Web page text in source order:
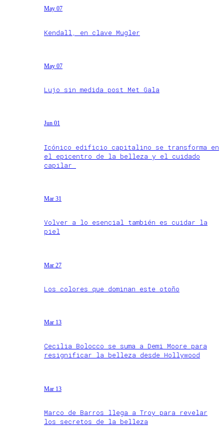
May 07
Kendall, en clave Mugler
May 07
Lujo sin medida post Met Gala
Jun 01
Icónico edificio capitalino se transforma en
el epicentro de la belleza y el cuidado
capilar
Mar 31
Volver a lo esencial también es cuidar la
piel
Mar 27
Los colores que dominan este otoño
Mar 13
Cecilia Bolocco se suma a Demi Moore para
resignificar la belleza desde Hollywood
Mar 13
Marco de Barros llega a Troy para revelar
los secretos de la belleza